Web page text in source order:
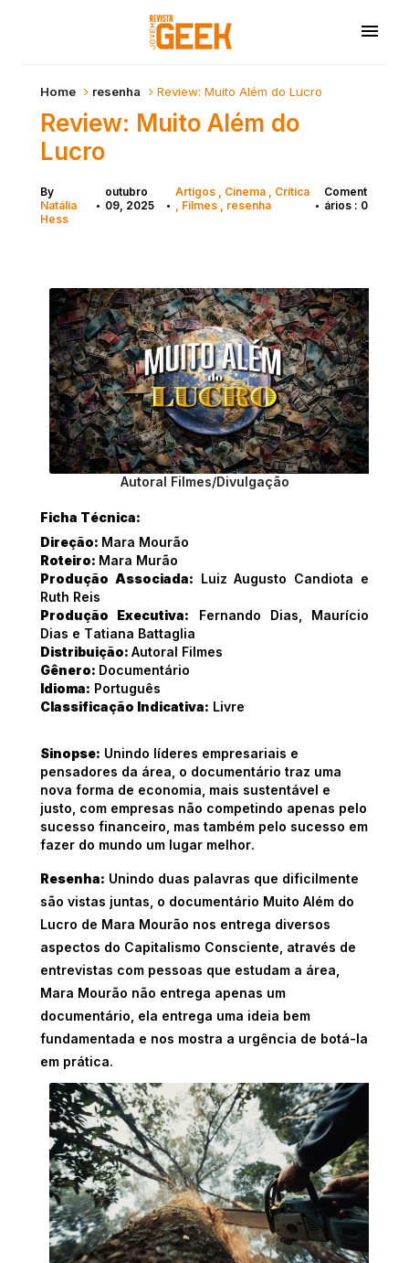
Home resenha Review: Muito Além do Lucro
Review: Muito Além do
Lucro
By
Natália
Hess
•
outubro
09, 2025
•
Artigos Cinema
Crítica
Filmes
resenha •
Coment
ários : 0
Autoral Filmes/Divulgação
Ficha Técnica:
Direção: Mara Mourão
Roteiro: Mara Murão
Produção Associada: Luiz Augusto Candiota e
Ruth Reis
Produção Executiva: Fernando Dias, Maurício
Dias e Tatiana Battaglia
Distribuição: Autoral Filmes
Gênero: Documentário
Idioma: Português
Classificação Indicativa: Livre
Sinopse: Unindo líderes empresariais e
pensadores da área, o documentário traz uma
nova forma de economia, mais sustentável e
justo, com empresas não competindo apenas pelo
sucesso financeiro, mas também pelo sucesso em
fazer do mundo um lugar melhor.
Resenha: Unindo duas palavras que dificilmente
são vistas juntas, o documentário Muito Além do
Lucro de Mara Mourão nos entrega diversos
aspectos do Capitalismo Consciente através de
entrevistas com pessoas que estudam a área,
Mara Mourão não entrega apenas um
documentário, ela entrega uma ideia bem
fundamentada e nos mostra a urgência de botá-la
em prática.